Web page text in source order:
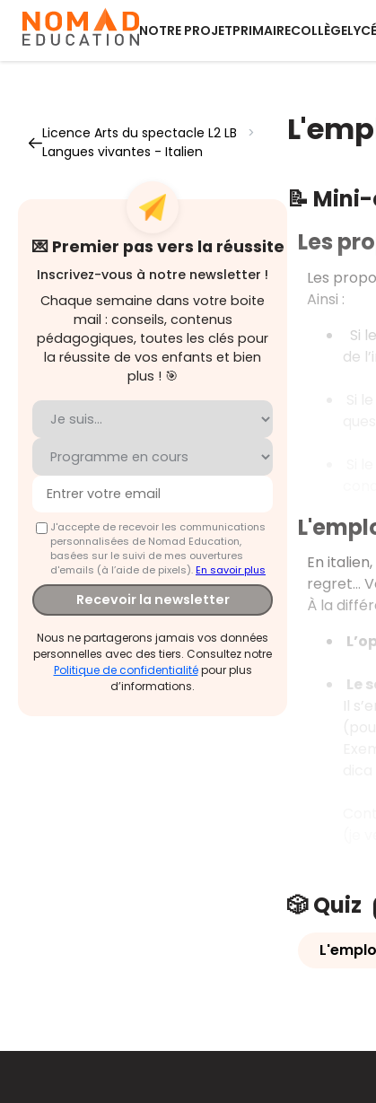
NOTRE PROJETPRIMAIRECOLLÈGE
Licence Arts du spectacle L2 LB
>
Langues vivantes - Italien
💌 Premier pas vers la réussite
Inscrivez-vous à notre newsletter !
Chaque semaine dans votre boite
mail : conseils, contenus
pédagogiques, toutes les clés pour
la réussite de vos enfants et bien
plus ! 🎯
J'accepte de recevoir les communications
personnalisées de Nomad Education,
basées sur le suivi de mes ouvertures
d'emails (à l’aide de pixels).En savoir plus
Recevoir la newsletter
Nous ne partagerons jamais vos données
personnelles avec des tiers. Consultez notre
Politique de confidentialitépour plus
d’informations.
📝
Les
Les
Ainsi :
Si
de
En
regret...
À la
Le
Il
🎲 Quiz